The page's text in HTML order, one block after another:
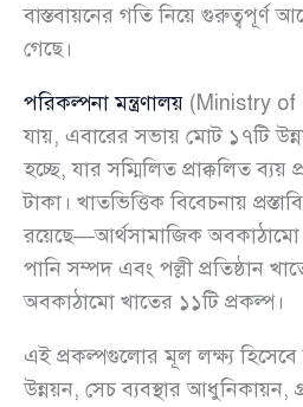
বাস্তবায়নের গতি নিয়ে গুরুত্বপূর্ণ
গেছে।
পরিকল্পনা মন্ত্রণালয় (Ministry of
যায়, এবারের সভায় মোট ১৭টি
হচ্ছে, যার সম্মিলিত প্রাক্কলিত ব্যয়
টাকা। খাতভিত্তিক বিবেচনায়
রয়েছে—আর্থসামাজিক অবকাঠামো
পানি সম্পদ এবং পল্লী প্রতিষ্ঠান
অবকাঠামো খাতের ১১টি প্রকল্প।
এই প্রকল্পগুলোর মূল লক্ষ্য
উন্নয়ন, সেচ ব্যবস্থার আধুনিকায়ন,